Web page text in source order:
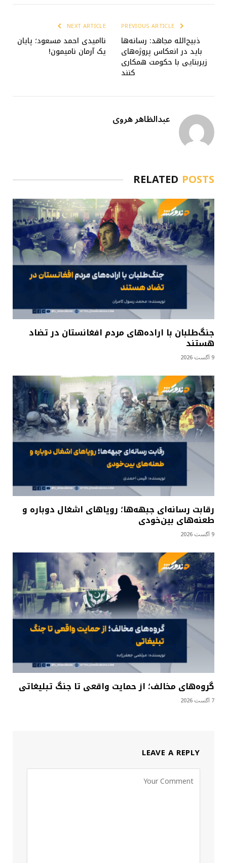
ذبیح‌الله مجاهد: رسانه‌ها
باید در انعکاس پروژه‌های
زیربنایی با حکومت همکاری
کنند
NEXT ARTICLE
ناامیدی احمد مسعود؛ پایان
یک آرمان نامیمون!
عبدالظاهر هروی
RELATED POSTS
جنگ‌طلبان با اراده‌های مردم افغانستان در تضاد
هستند
9 آگست 2026
رقابت رسانه‌ای جبهه‌ها؛ رویاهای اشغال دوباره و
طعنه‌های بین‌خودی
9 آگست 2026
گروه‌های مخالف؛ از حمایت واقعی تا جنگ تبلیغاتی
7 آگست 2026
LEAVE A REPLY